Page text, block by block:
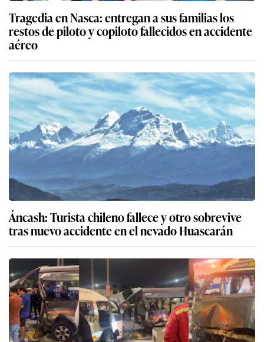
Tragedia en Nasca: entregan a sus familias los
restos de piloto y copiloto fallecidos en accidente
aéreo
Áncash: Turista chileno fallece y otro sobrevive
tras nuevo accidente en el nevado Huascarán